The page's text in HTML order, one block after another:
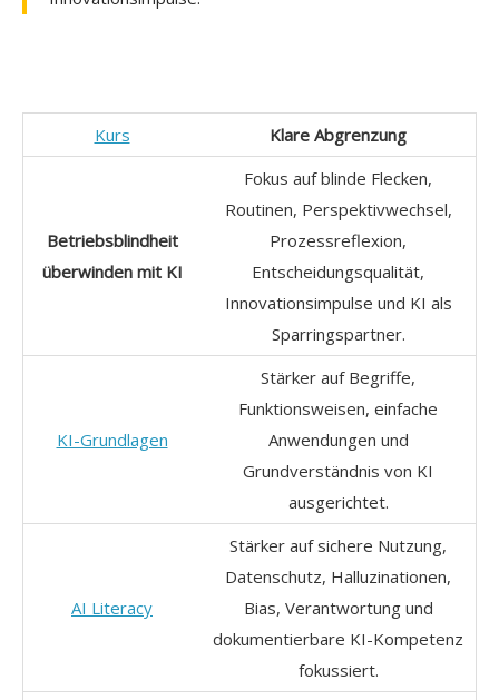
Kurs Klare Abgrenzung
Betriebsblindheit
überwinden mit KI
Fokus auf blinde Flecken,
Routinen, Perspektivwechsel,
Prozessreflexion,
Entscheidungsqualität,
Innovationsimpulse und KI als
Sparringspartner.
KI-Grundlagen
Stärker auf Begriffe,
Funktionsweisen, einfache
Anwendungen und
Grundverständnis von KI
ausgerichtet.
AI Literacy
Stärker auf sichere Nutzung,
Datenschutz, Halluzinationen,
Bias, Verantwortung und
dokumentierbare KI-Kompetenz
fokussiert.